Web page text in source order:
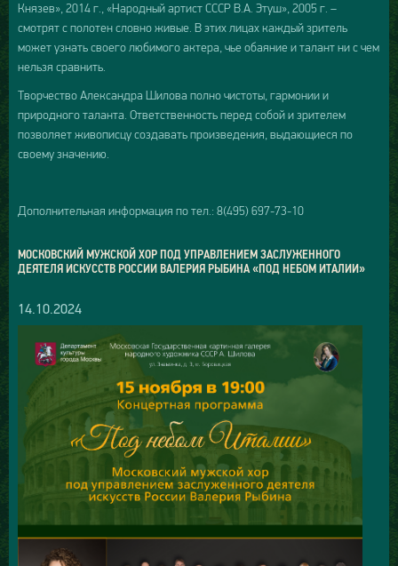
Князев», 2014 г., «Народный артист СССР В.А. Этуш», 2005 г. –
смотрят с полотен словно живые. В этих лицах каждый зритель
может узнать своего любимого актера, чье обаяние и талант ни с чем
нельзя сравнить.
​Творчество Александра Шилова полно чистоты, гармонии и
природного таланта. Ответственность перед собой и зрителем
позволяет живописцу создавать произведения, выдающиеся по
своему значению.
Дополнительная информация по тел.: 8(495) 697-73-10
МОСКОВСКИЙ МУЖСКОЙ ХОР ПОД УПРАВЛЕНИЕМ ЗАСЛУЖЕННОГО
ДЕЯТЕЛЯ ИСКУССТВ РОССИИ ВАЛЕРИЯ РЫБИНА «ПОД НЕБОМ ИТАЛИИ»
14.10.2024